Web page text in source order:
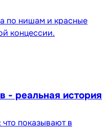
по нишам и красные
концессии.
- реальная история
показывают в